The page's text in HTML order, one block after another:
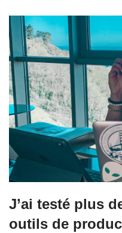
J’ai testé plus
outils de